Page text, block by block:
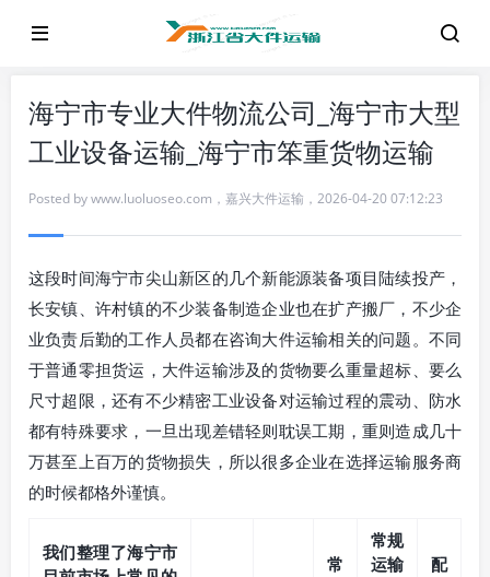
海宁市专业大件物流公司_海宁市大型
工业设备运输_海宁市笨重货物运输
Posted bywww.luoluoseo.com ， 嘉兴大件运输 ， 2026-04-20 07:12:23
这段时间海宁市尖山新区的几个新能源装备项目陆续投产，
长安镇、许村镇的不少装备制造企业也在扩产搬厂，不少企
业负责后勤的工作人员都在咨询大件运输相关的问题。不同
于普通零担货运，大件运输涉及的货物要么重量超标、要么
尺寸超限，还有不少精密工业设备对运输过程的震动、防水
都有特殊要求，一旦出现差错轻则耽误工期，重则造成几十
万甚至上百万的货物损失，所以很多企业在选择运输服务商
的时候都格外谨慎。
我们整理了海宁市
常
常规
运输
配